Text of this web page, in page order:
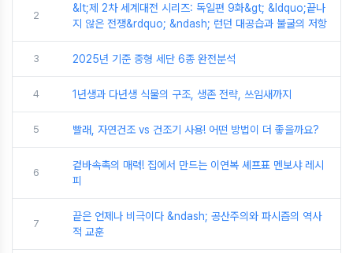
2
&lt;제 2차 세계대전 시리즈: 독일편 9화&gt; &ldquo;끝나
지 않은 전쟁&rdquo; &ndash; 런던 대공습과 불굴의 저항
3 2025년 기준 중형 세단 6종 완전분석
4 1년생과 다년생 식물의 구조, 생존 전략, 쓰임새까지
5 빨래, 자연건조 vs 건조기 사용! 어떤 방법이 더 좋을까요?
6
겉바속촉의 매력! 집에서 만드는 이연복 셰프표 멘보샤 레시
피
7
끝은 언제나 비극이다 &ndash; 공산주의와 파시즘의 역사
적 교훈